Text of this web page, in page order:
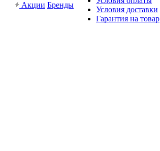
Акции Бренды
Условия доставки
Гарантия на товар